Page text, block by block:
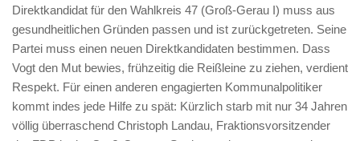
Direktkandidat für den Wahlkreis 47 (Groß-Gerau I) muss aus
gesundheitlichen Gründen passen und ist zurückgetreten. Seine
Partei muss einen neuen Direktkandidaten bestimmen. Dass
Vogt den Mut bewies, frühzeitig die Reißleine zu ziehen, verdient
Respekt. Für einen anderen engagierten Kommunalpolitiker
kommt indes jede Hilfe zu spät: Kürzlich starb mit nur 34 Jahren
völlig überraschend Christoph Landau, Fraktionsvorsitzender